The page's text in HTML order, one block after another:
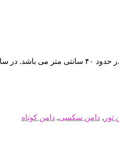
تور , دامن سکسی, دامن کوتاه